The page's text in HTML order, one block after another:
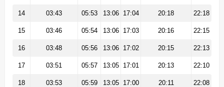
14 03:43 05:53 13:06 17:04 20:18 22:18
15 03:46 05:54 13:06 17:03 20:16 22:15
16 03:48 05:56 13:06 17:02 20:15 22:13
17 03:51 05:57 13:05 17:01 20:13 22:10
18 03:53 05:59 13:05 17:00 20:11 22:08